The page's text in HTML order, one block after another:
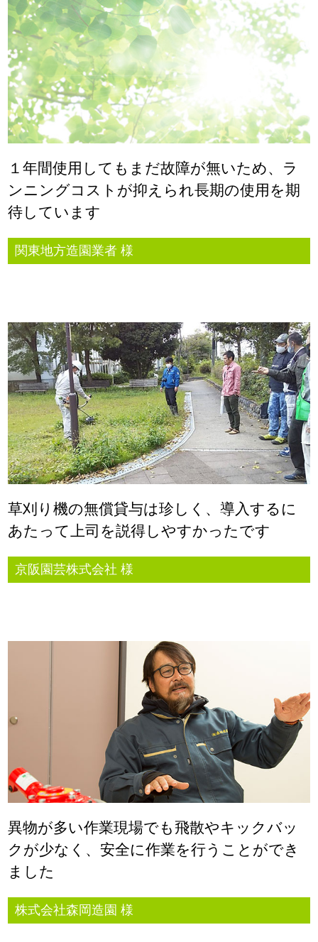
１年間使用してもまだ故障が無いため、ラ
ンニングコストが抑えられ長期の使用を期
待しています
関東地方造園業者 様
草刈り機の無償貸与は珍しく、導入するに
あたって上司を説得しやすかったです
京阪園芸株式会社 様
異物が多い作業現場でも飛散やキックバッ
クが少なく、安全に作業を行うことができ
ました
株式会社森岡造園 様